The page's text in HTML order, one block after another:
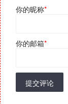
你的昵称*
你的邮箱*
提交评论